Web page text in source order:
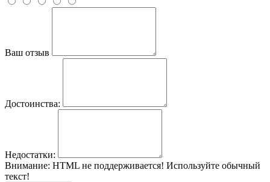
Ваш отзыв
Достоинства:
Недостатки:
Внимание: HTML не поддерживается! Используйте обычный
текст!